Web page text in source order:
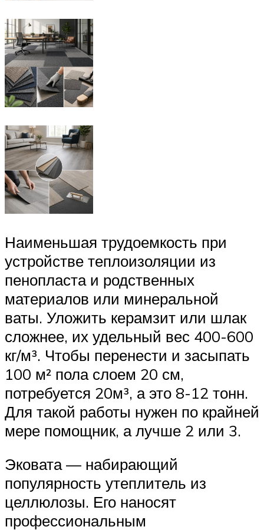
Наименьшая трудоемкость при
устройстве теплоизоляции из
пенопласта и родственных
материалов или минеральной
ваты. Уложить керамзит или шлак
сложнее, их удельный вес 400-600
кг/м³. Чтобы перенести и засыпать
100 м² пола слоем 20 см,
потребуется 20м³, а это 8-12 тонн.
Для такой работы нужен по крайней
мере помощник, а лучше 2 или 3.
Эковата — набирающий
популярность утеплитель из
целлюлозы. Его наносят
профессиональным